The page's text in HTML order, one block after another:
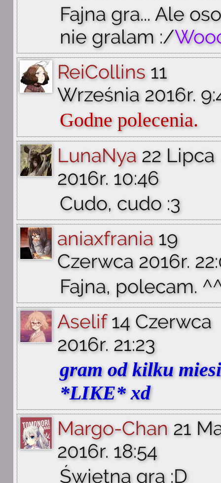
Fajna gra... Ale
nie gralam :/
ReiCollins 11
Września 2016r.
Godne polecenia.
LunaNya 22 Lipca
2016r. 10:46
Cudo, cudo :3
aniaxfrania 19
Czerwca 2016r.
Fajna, polecam.
Aselif 14 Czerwca
2016r. 21:23
gram od kilku
*LIKE* xd
Margo-Chan 21
2016r. 18:54
Świetna gra :D